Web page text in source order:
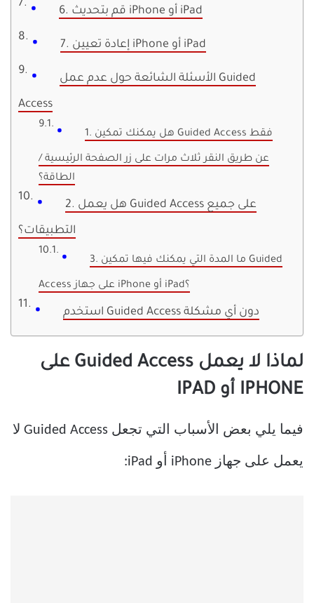
6. قم بتحديث iPhone أو iPad
7. إعادة تعيين iPhone أو iPad
الأسئلة الشائعة حول عدم عمل Guided
Access
1. هل يمكنك تمكين Guided Access فقط
عن طريق النقر ثلاث مرات على زر الصفحة الرئيسية /
الطاقة؟
2. هل يعمل Guided Access على جميع
التطبيقات؟
3. ما المدة التي يمكنك فيها تمكين Guided
Access على جهاز iPhone أو iPad؟
استخدم Guided Access دون أي مشكلة
لماذا لا يعمل Guided Access على
IPHONE أو IPAD
فيما يلي بعض الأسباب التي تجعل Guided Access لا
يعمل على جهاز iPhone أو iPad: